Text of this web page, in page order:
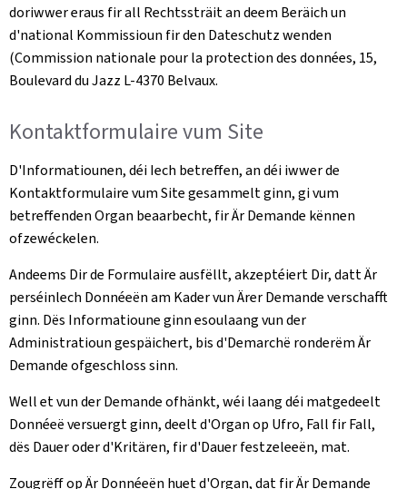
doriwwer eraus fir all Rechtssträit an deem Beräich un
d'national Kommissioun fir den Dateschutz wenden
(Commission nationale pour la protection des données, 15,
Boulevard du Jazz L-4370 Belvaux.
Kontaktformulaire vum Site
D'Informatiounen, déi Iech betreffen, an déi iwwer de
Kontaktformulaire vum Site gesammelt ginn, gi vum
betreffenden Organ beaarbecht, fir Är Demande kënnen
ofzewéckelen.
Andeems Dir de Formulaire ausfëllt, akzeptéiert Dir, datt Är
perséinlech Donnéeën am Kader vun Ärer Demande verschafft
ginn. Dës Informatioune ginn esoulaang vun der
Administratioun gespäichert, bis d'Demarchë ronderëm Är
Demande ofgeschloss sinn.
Well et vun der Demande ofhänkt, wéi laang déi matgedeelt
Donnéeë versuergt ginn, deelt d'Organ op Ufro, Fall fir Fall,
dës Dauer oder d'Kritären, fir d'Dauer festzeleeën, mat.
Zougrëff op Är Donnéeën huet d'Organ, dat fir Är Demande